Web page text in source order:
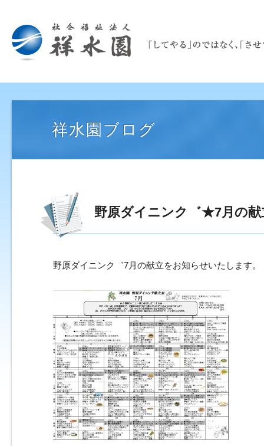
祥水園ブログ
野原ダイニンク゛★7月の
野原ダイニンク゛7月の献立をお知らせいたします。